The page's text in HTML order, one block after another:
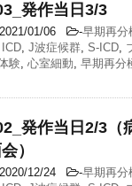
発作当日3/3
2021/01/06 -早期再分
ICD, J波症候群, S-ICD,
験, 心室細動, 早期再分
発作当日2/3
）
2020/12/24 -早期再分